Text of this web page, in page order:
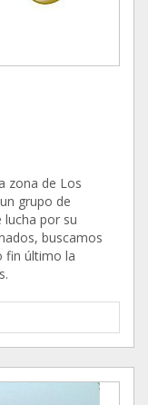
zona de Los
grupo de
lucha por su
buscamos
fin último la